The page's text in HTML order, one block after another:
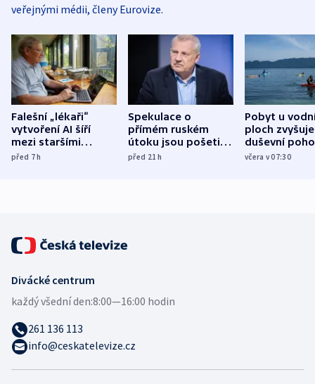
veřejnými médii, členy Eurovize.
Falešní „lékaři“
vytvoření AI šíří
mezi staršími
Poláky nebezpečné
před 7h
Spekulace o
přímém ruském
útoku jsou pošetilé,
míní estonský
před 21h
Pobyt u
ploch zvyšuje
duševní
ukázala
včera v 07:30
Divácké centrum
každý všední den:8:00—16:00 hodin
261 136 113
info@ceskatelevize.cz